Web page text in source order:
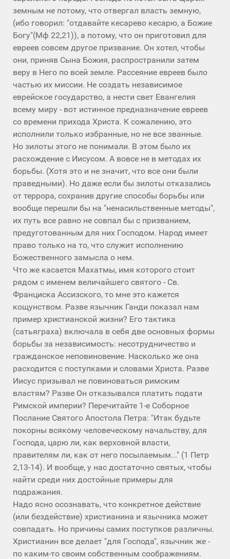
земным не потому, что отвергал власть земную,
(ибо говорил: "отдавайте кесарево кесарю, а Божие
Богу"(Мф 22,21)), а потому, что он приготовил для
евреев совсем другое призвание. Он хотел, чтобы
они, приняв Сына Божия, распространили затем
веру в Него по всей земле. Рассеяние евреев было
частью их миссии. Не создать независимое
еврейское государство, а нести свет Евангелия
всему миру - вот истинное предназначение евреев
со времени прихода Христа. К сожалению, это
исполнили только избранные, но не все званные.
Но зилоты этого не понимали. В этом было их
расхождение с Иисусом. А вовсе не в методах их
борьбы. (Хотя это и не значит, что все они были
праведными). Но даже если бы зилоты отказались
от террора, сохранив другие способы борьбы или
вообще перешли бы на "ненасильственные методы",
их путь все равно не совпал бы с призванием,
предуготованным для них Господом. Народ имеет
право только на то, что служит исполнению
Божественного замысла о нем.
Что же касается Махатмы, имя которого стоит
рядом с именем величайшего святого - Св.
Франциска Ассизского, то мне это кажется
кощунством. Разве язычник Ганди показал нам
пример христианской жизни? Его тактика
(сатьяграха) включала в себя две основных формы
борьбы за независимость: несотрудничество и
гражданское неповиновение. Насколько же она
расходится с поступками и словами Христа. Разве
Иисус призывал не повиноваться римским
властям? Разве Он отказывался платить подати
Римской империи? Перечитайте 1-е Соборное
Послание Святого Апостола Петра: "Итак будьте
покорны всякому человеческому начальству, для
Господа, царю ли, как верховной власти,
правителям ли, как от него посылаемым..." (1 Петр
2,13-14). И вообще, у нас достаточно святых, чтобы
найти среди них достойные примеры для
подражания.
Надо ясно осознавать, что конкретное действие
(или бездействие) христианина и язычника может
совпадать. Но причины самих поступков различны.
Христианин все делает "для Господа", язычник же -
по каким-то своим собственным соображениям.